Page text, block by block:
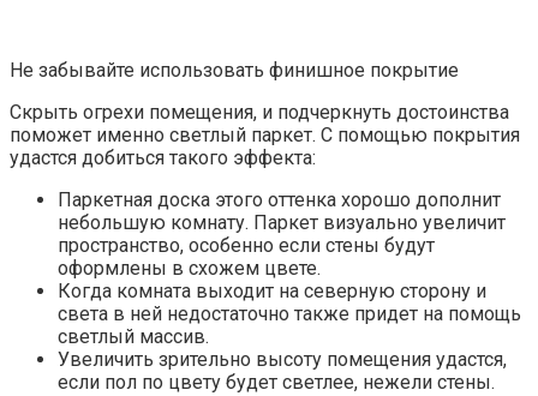
Не забывайте использовать финишное покрытие
Скрыть огрехи помещения, и подчеркнуть достоинства
поможет именно светлый паркет. С помощью покрытия
удастся добиться такого эффекта:
Паркетная доска этого оттенка хорошо дополнит
небольшую комнату. Паркет визуально увеличит
пространство, особенно если стены будут
оформлены в схожем цвете.
Когда комната выходит на северную сторону и
света в ней недостаточно также придет на помощь
светлый массив.
Увеличить зрительно высоту помещения удастся,
если пол по цвету будет светлее, нежели стены.